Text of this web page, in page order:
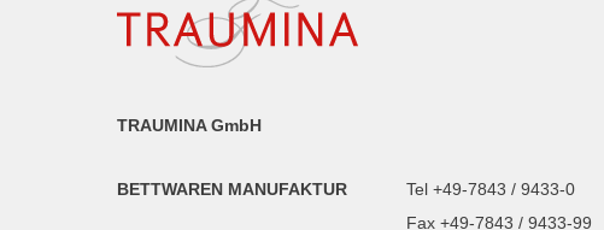
TRAUMINA GmbH
BETTWAREN MANUFAKTUR
Tel +49-7843 / 9433-0
Fax +49-7843 / 9433-99